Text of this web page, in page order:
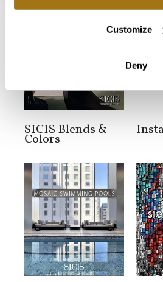
Customize
Deny
SICIS Blends &
Colors